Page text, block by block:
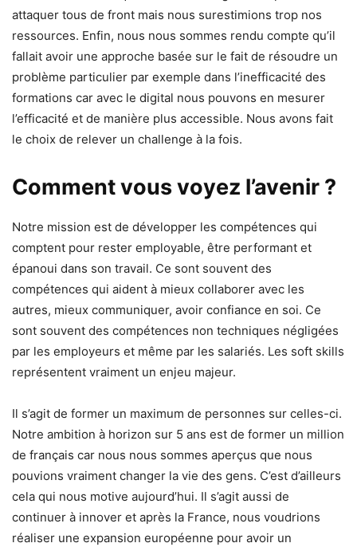
attaquer tous de front mais nous surestimions trop nos
ressources. Enfin, nous nous sommes rendu compte qu’il
fallait avoir une approche basée sur le fait de résoudre un
problème particulier par exemple dans l’inefficacité des
formations car avec le digital nous pouvons en mesurer
l’efficacité et de manière plus accessible. Nous avons fait
le choix de relever un challenge à la fois.
Comment vous voyez l’avenir ?
Notre mission est de développer les compétences qui
comptent pour rester employable, être performant et
épanoui dans son travail. Ce sont souvent des
compétences qui aident à mieux collaborer avec les
autres, mieux communiquer, avoir confiance en soi. Ce
sont souvent des compétences non techniques négligées
par les employeurs et même par les salariés. Les soft skills
représentent vraiment un enjeu majeur.
Il s’agit de former un maximum de personnes sur celles-ci.
Notre ambition à horizon sur 5 ans est de former un million
de français car nous nous sommes aperçus que nous
pouvions vraiment changer la vie des gens. C’est d’ailleurs
cela qui nous motive aujourd’hui. Il s’agit aussi de
continuer à innover et après la France, nous voudrions
réaliser une expansion européenne pour avoir un